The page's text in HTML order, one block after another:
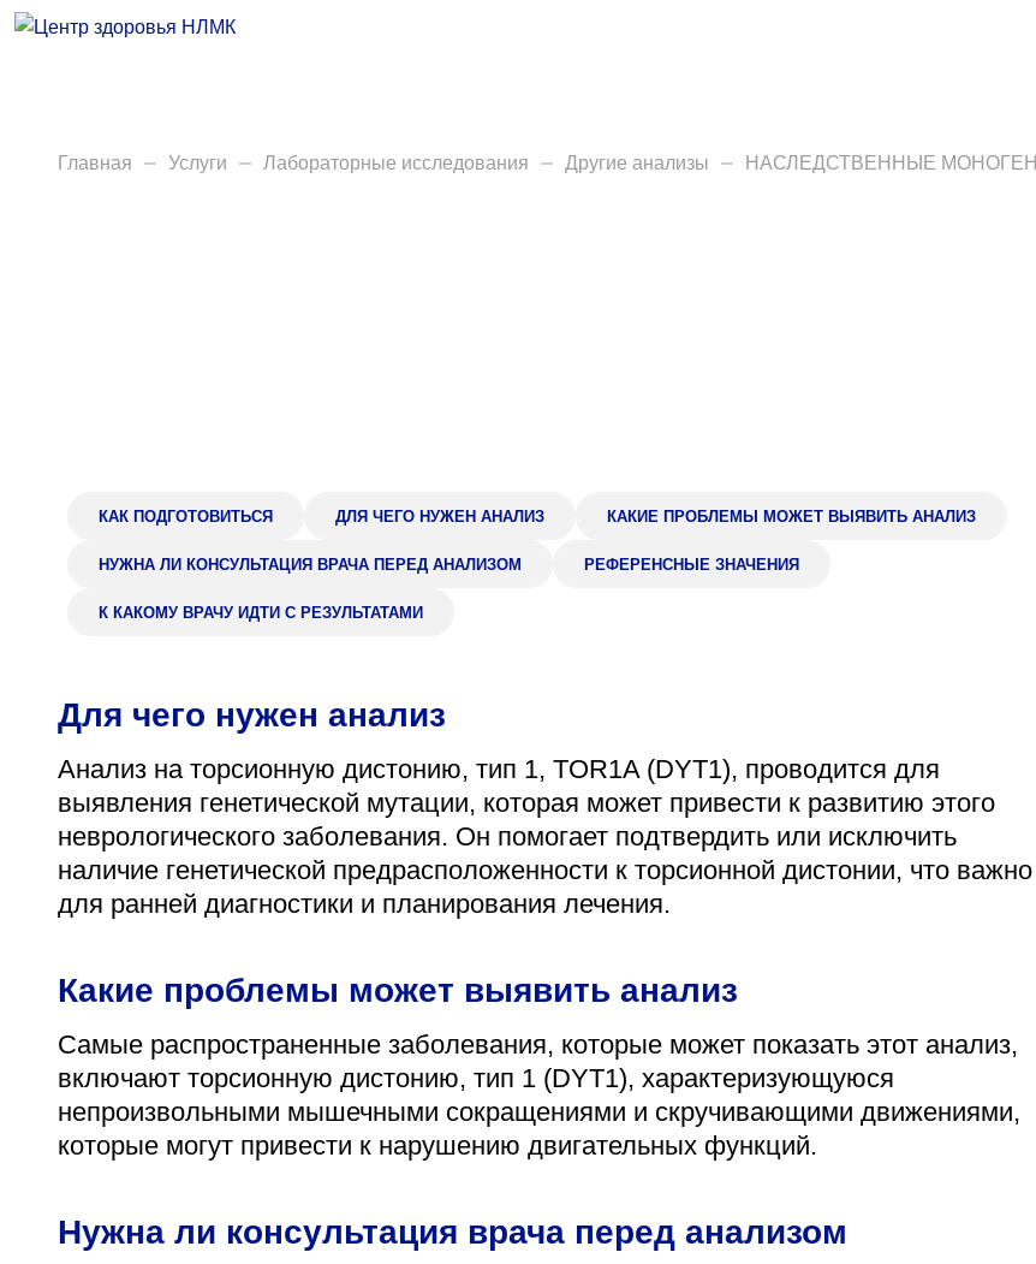
Анализы
Центр здоровья НЛМК
Регистратура
+7 (4742) 55-55-43
Санаторий-
399000, г.
08:00–15:45
перерыв 12:00–12:30
Администратор
+7 (4742) 72-73-31
Главная Услуги Лабораторные исследования Другие анализы НАСЛЕДСТВЕННЫЕ
КАК ПОДГОТОВИТЬСЯ ДЛЯ ЧЕГО НУЖЕН АНАЛИЗ КАКИЕ ПРОБЛЕМЫ МОЖЕТ ВЫЯВИТЬ АНАЛИЗ
НУЖНА ЛИ КОНСУЛЬТАЦИЯ ВРАЧА ПЕРЕД АНАЛИЗОМ РЕФЕРЕНСНЫЕ ЗНАЧЕНИЯ
К КАКОМУ ВРАЧУ ИДТИ С РЕЗУЛЬТАТАМИ
Для чего нужен анализ
Анализ на торсионную дистонию, тип 1, TOR1A (DYT1), проводится для
выявления генетической мутации, которая может привести к развитию этого
неврологического заболевания. Он помогает подтвердить или исключить
наличие генетической предрасположенности к торсионной дистонии, что важно
для ранней диагностики и планирования лечения.
Какие проблемы может выявить анализ
Самые распространенные заболевания, которые может показать этот анализ,
включают торсионную дистонию, тип 1 (DYT1), характеризующуюся
непроизвольными мышечными сокращениями и скручивающими движениями,
которые могут привести к нарушению двигательных функций.
Нужна ли консультация врача перед анализом